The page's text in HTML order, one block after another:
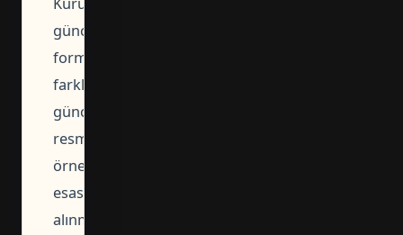
güncel
formu
farklıysa
güncel
resmi
örnek
esas
alınmalı;